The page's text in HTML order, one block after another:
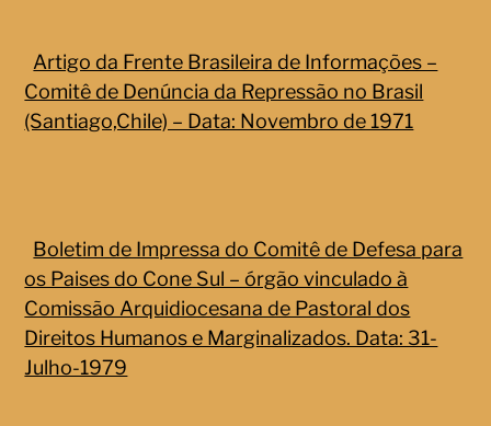
Artigo da Frente Brasileira de Informações –
Comitê de Denúncia da Repressão no Brasil
(Santiago,Chile) – Data: Novembro de 1971
Boletim de Impressa do Comitê de Defesa para
os Paises do Cone Sul – órgão vinculado à
Comissão Arquidiocesana de Pastoral dos
Direitos Humanos e Marginalizados. Data: 31-
Julho-1979